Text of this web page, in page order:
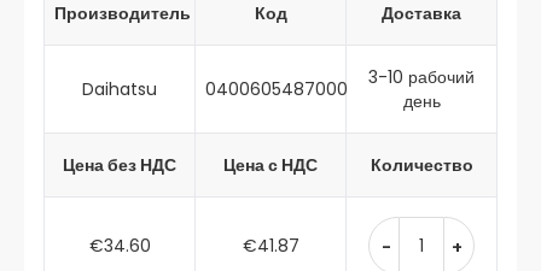
Производитель Код Доставка
Daihatsu 0400605487000
3-10 рабочий
день
Цена без НДС Цена с НДС Количество
€34.60 €41.87 - +